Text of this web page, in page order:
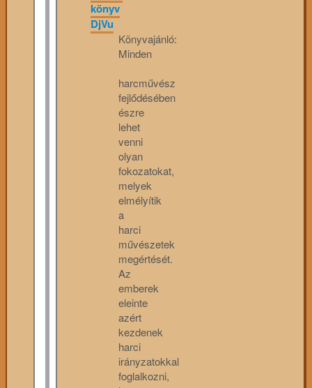
könyv
DjVu
Könyvajánló:
Minden
harcművész
fejlődésében
észre
lehet
venni
olyan
fokozatokat,
melyek
elmélyítik
a
harci
művészetek
megértését.
Az
emberek
eleinte
azért
kezdenek
harci
irányzatokkal
foglalkozni,